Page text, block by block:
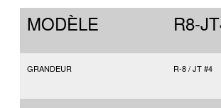
MODÈLE R8-
GRANDEUR R-8 / JT #4